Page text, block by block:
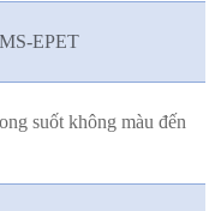
EPET
suốt không màu đến